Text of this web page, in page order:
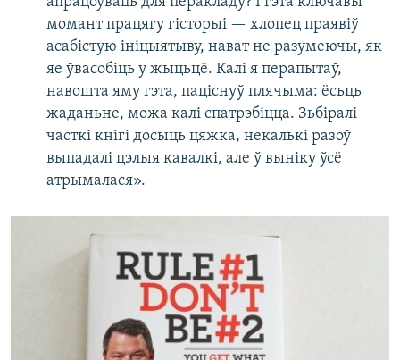
момант працягу гісторыі — хлопец праявіў
асабістую ініцыятыву, нават не разумеючы, як
яе ўвасобіць у жыцьцё. Калі я перапытаў,
навошта яму гэта, паціснуў плячыма: ёсьць
жаданьне, можа калі спатрэбіцца. Зьбіралі
часткі кнігі досыць цяжка, некалькі разоў
выпадалі цэлыя кавалкі, але ў выніку ўсё
атрымалася».